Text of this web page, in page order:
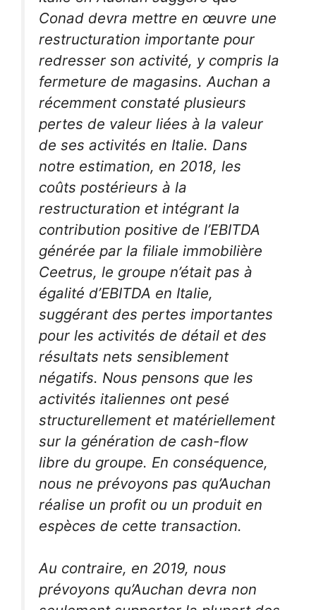
Conad devra mettre en œuvre une
restructuration importante pour
redresser son activité, y compris la
fermeture de magasins. Auchan a
récemment constaté plusieurs
pertes de valeur liées à la valeur
de ses activités en Italie. Dans
notre estimation, en 2018, les
coûts postérieurs à la
restructuration et intégrant la
contribution positive de l’EBITDA
générée par la filiale immobilière
Ceetrus, le groupe n’était pas à
égalité d’EBITDA en Italie,
suggérant des pertes importantes
pour les activités de détail et des
résultats nets sensiblement
négatifs. Nous pensons que les
activités italiennes ont pesé
structurellement et matériellement
sur la génération de cash-flow
libre du groupe. En conséquence,
nous ne prévoyons pas qu’Auchan
réalise un profit ou un produit en
espèces de cette transaction.
Au contraire, en 2019, nous
prévoyons qu’Auchan devra non